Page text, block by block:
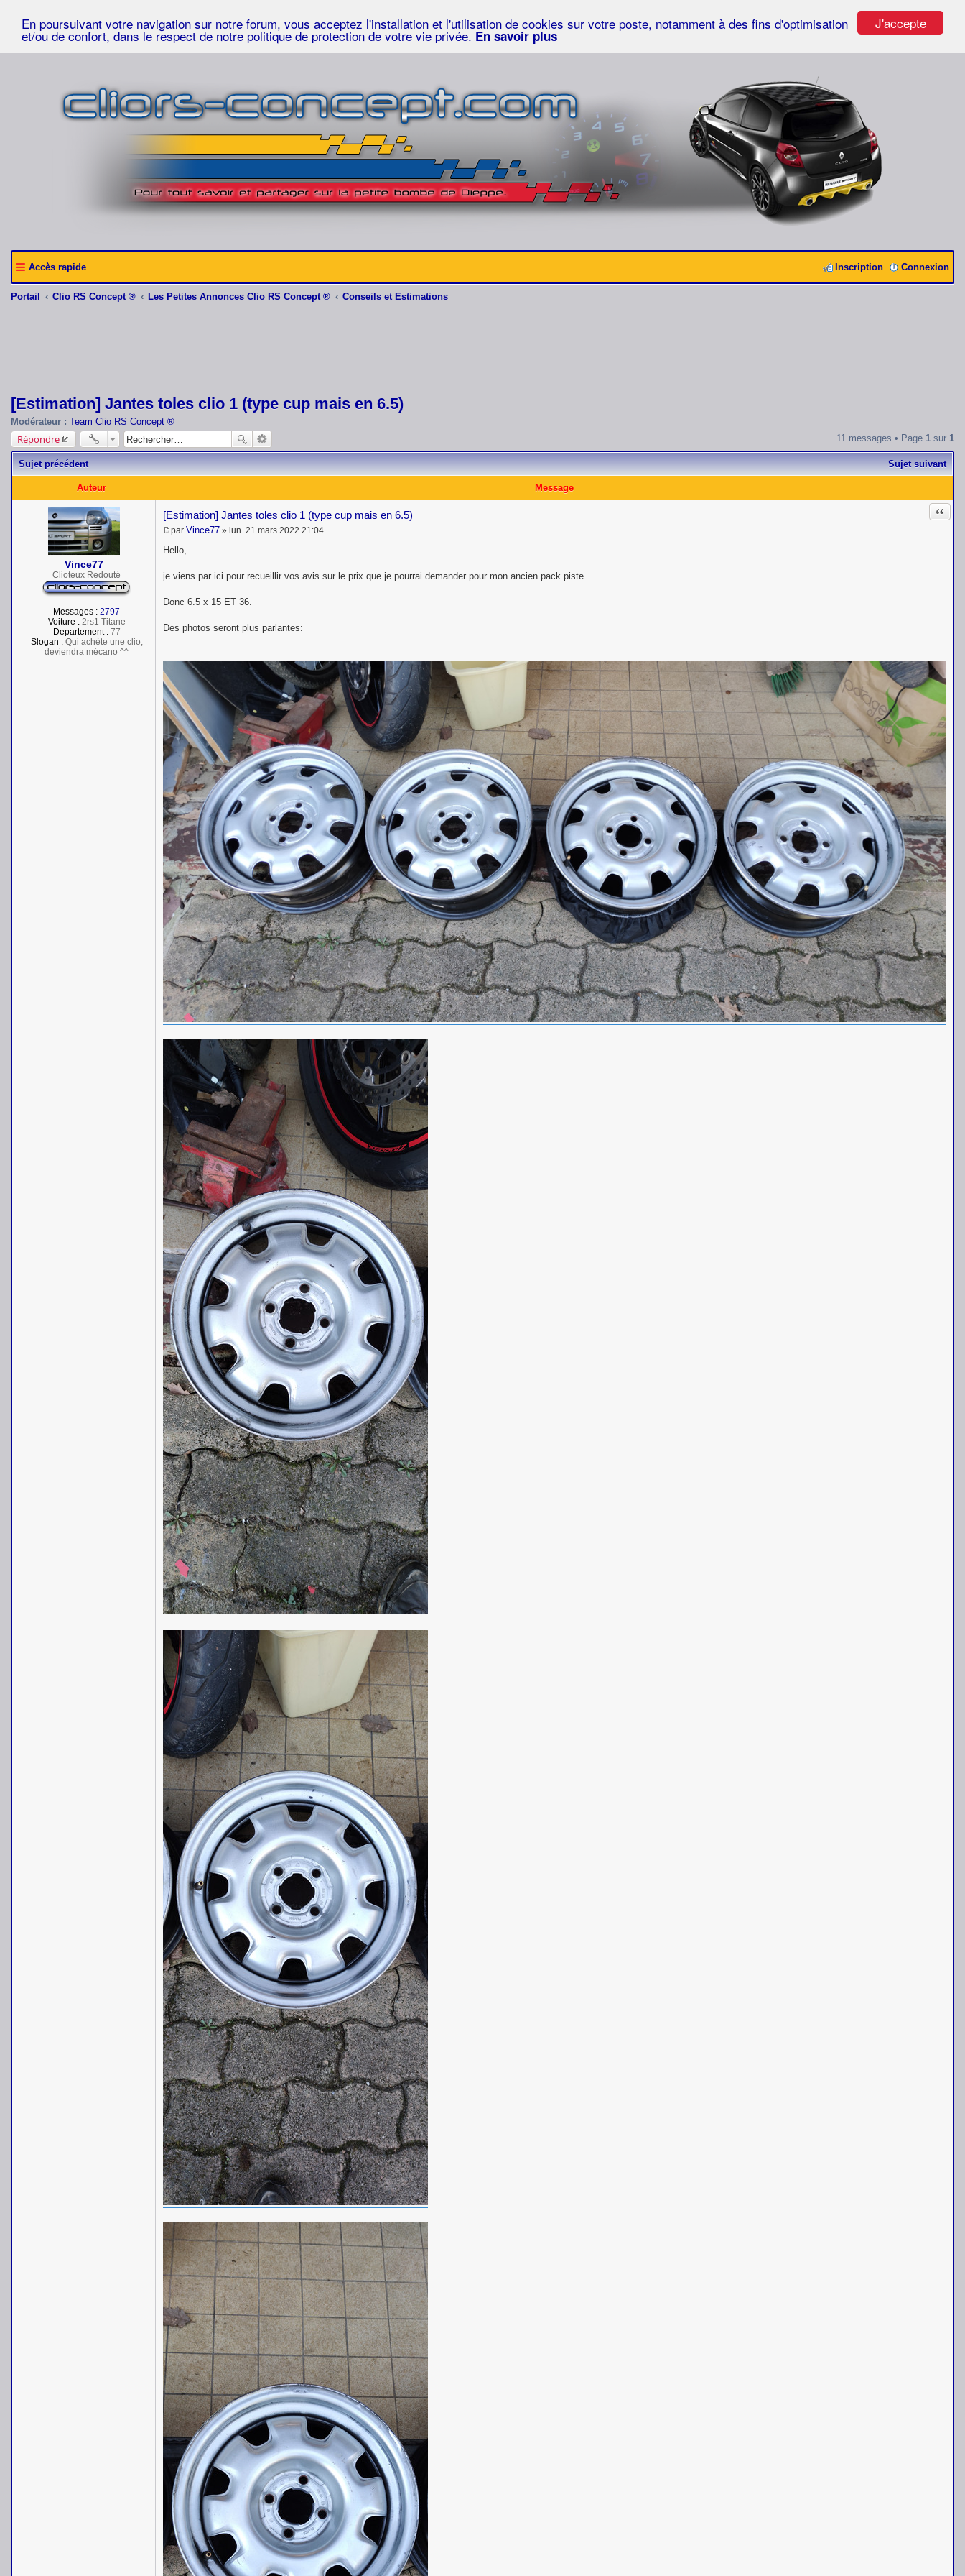
J'accepte
En poursuivant votre navigation sur notre forum, vous acceptez l'installation et l'utilisation de cookies sur votre poste, notamment à des fins d'optimisation
et/ou de confort, dans le respect de notre politique de protection de votre vie privée. En savoir plus
Accès rapide Connexion
Inscription
Portail Clio RS Concept ® Les Petites Annonces Clio RS Concept ® Conseils et Estimations
[Estimation] Jantes toles clio 1 (type cup mais en 6.5)
Modérateur : Team Clio RS Concept ®
Répondre 11 messages • Page 1 sur 1
Sujet précédent Sujet suivant
Auteur Message
Vince77
Clioteux Redouté
Messages : 2797
Voiture :2rs1 Titane
Departement :77
Slogan :Qui achète une clio,
deviendra mécano ^^
[Estimation] Jantes toles clio 1 (type cup mais en 6.5)
M
e
a
e
par Vince77 » lun. 21 mars 2022 21:04
Hello,
je viens par ici pour recueillir vos avis sur le prix que je pourrai demander pour mon ancien pack piste.
Donc 6.5 x 15 ET 36.
Des photos seront plus parlantes: